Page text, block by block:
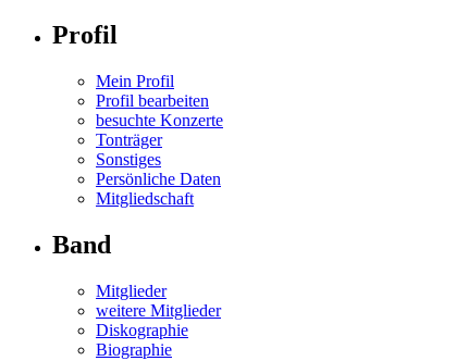
Profil
Mein Profil
Profil bearbeiten
besuchte Konzerte
Tonträger
Sonstiges
Persönliche Daten
Mitgliedschaft
Band
Mitglieder
weitere Mitglieder
Diskographie
Biographie